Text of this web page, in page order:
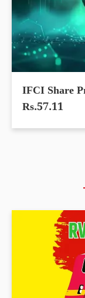
IFCI Share
Rs.57.11